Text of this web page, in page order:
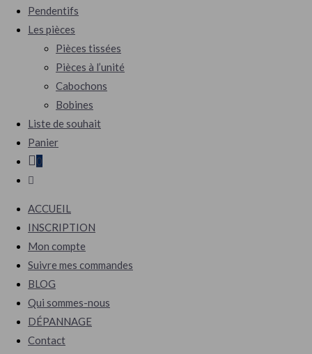
Pendentifs
Les pièces
Pièces tissées
Pièces à l’unité
Cabochons
Bobines
Liste de souhait
Panier
0
Toggle
search
ACCUEIL
INSCRIPTION
Mon compte
Suivre mes commandes
BLOG
Qui sommes-nous
DÉPANNAGE
Contact